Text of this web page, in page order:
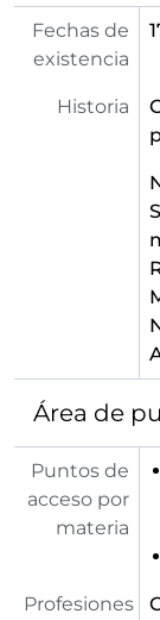
Fechas de
existencia
Historia
Área de
Puntos de
acceso por
materia
Profesiones